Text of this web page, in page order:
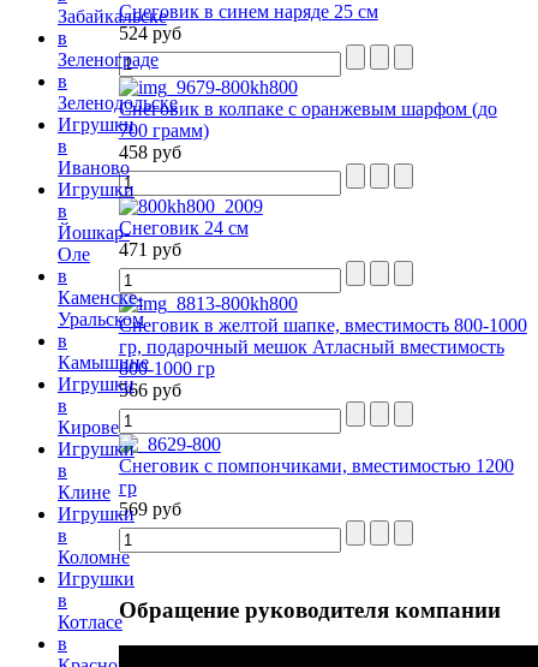
Снеговик в синем наряде 25 см
524 руб
Снеговик в колпаке с оранжевым шарфом (до
700 грамм)
458 руб
Снеговик 24 см
471 руб
Снеговик в желтой шапке, вместимость 800-1000
гр, подарочный мешок Атласный вместимость
800-1000 гр
566 руб
Снеговик с помпончиками, вместимостью 1200
гр
569 руб
Обращениеруководителя компании
Забайкальске
в
Зеленограде
в
Зеленодольске
Игрушки
в
Иваново
Игрушки
в
Йошкар-
Оле
в
Каменске-
Уральском
в
Камышине
Игрушки
в
Кирове
Игрушки
в
Клине
Игрушки
в
Коломне
Игрушки
в
Котласе
в